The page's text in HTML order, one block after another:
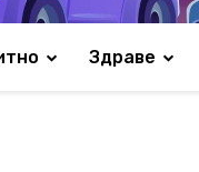
Здраве